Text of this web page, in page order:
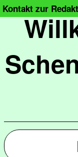
Kontakt zur